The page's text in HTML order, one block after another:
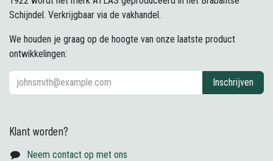
Schijndel. Verkrijgbaar via de vakhandel.
We houden je graag op de hoogte van onze laatste product
ontwikkelingen:
Inschrijven
Klant worden?
Neem contact op met ons